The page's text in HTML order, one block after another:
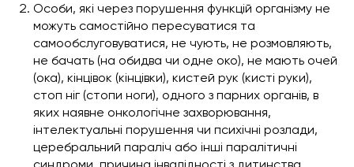
Особи, які через порушення функцій організму не
можуть самостійно пересуватися та
самообслуговуватися, не чують, не розмовляють,
не бачать (на обидва чи одне око), не мають очей
(ока), кінцівок (кінцівки), кистей рук (кисті руки),
стоп ніг (стопи ноги), одного з парних органів, в
яких наявне онкологічне захворювання,
інтелектуальні порушення чи психічні розлади,
церебральний параліч або інші паралітичні